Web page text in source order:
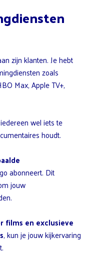
zijn klanten. Je hebt
zoals
Max, Apple TV+,
wel iets te
houdt.
abonneert. Dit
jouw
films en exclusieve
, kun je jouw kijkervaring